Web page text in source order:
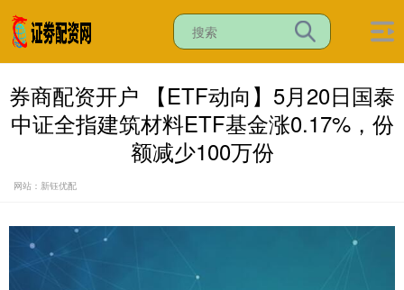
券商配资开户 【ETF动向】5月20日国泰
中证全指建筑材料ETF基金涨0.17%，份
额减少100万份
网站：新钰优配